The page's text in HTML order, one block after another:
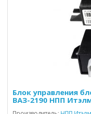
Блок управления
ВАЗ-2190 НПП